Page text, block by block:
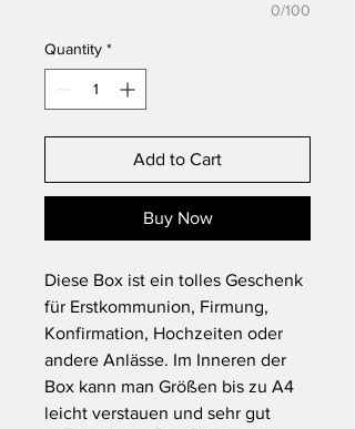
0/100
Quantity *
Add to Cart
Buy Now
Diese Box ist ein tolles Geschenk
für Erstkommunion, Firmung,
Konfirmation, Hochzeiten oder
andere Anlässe. Im Inneren der
Box kann man Größen bis zu A4
leicht verstauen und sehr gut